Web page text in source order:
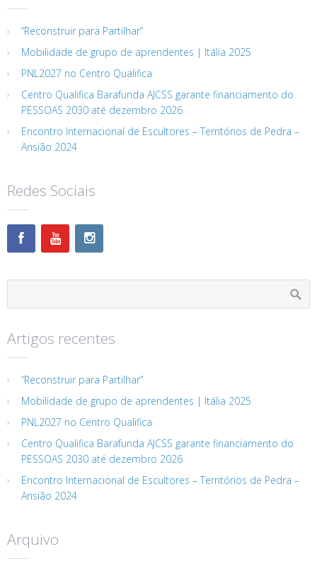
“Reconstruir para Partilhar”
Mobilidade de grupo de aprendentes | Itália 2025
PNL2027 no Centro Qualifica
Centro Qualifica Barafunda AJCSS garante financiamento do
PESSOAS 2030 até dezembro 2026
Encontro Internacional de Escultores – Territórios de Pedra –
Ansião 2024
Redes Sociais
Artigos recentes
“Reconstruir para Partilhar”
Mobilidade de grupo de aprendentes | Itália 2025
PNL2027 no Centro Qualifica
Centro Qualifica Barafunda AJCSS garante financiamento do
PESSOAS 2030 até dezembro 2026
Encontro Internacional de Escultores – Territórios de Pedra –
Ansião 2024
Arquivo